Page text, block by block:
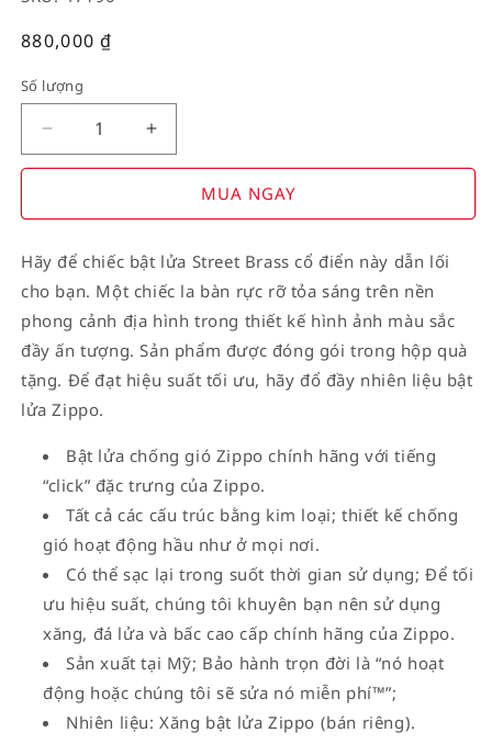
Giá
880,000₫
Số lượng
Decrease
quantity
American
on
Flag
Increase
quantity
American
on
Flag
MUA NGAY
Hãy để chiếc bật lửa Street Brass cổ điển này dẫn lối
cho bạn. Một chiếc la bàn rực rỡ tỏa sáng trên nền
phong cảnh địa hình trong thiết kế hình ảnh màu sắc
đầy ấn tượng. Sản phẩm được đóng gói trong hộp quà
tặng. Để đạt hiệu suất tối ưu, hãy đổ đầy nhiên liệu bật
lửa Zippo.
Bật lửa chống gió Zippo chính hãng với tiếng
“click” đặc trưng của Zippo.
Tất cả các cấu trúc bằng kim loại; thiết kế chống
gió hoạt động hầu như ở mọi nơi.
Có thể sạc lại trong suốt thời gian sử dụng; Để tối
ưu hiệu suất, chúng tôi khuyên bạn nên sử dụng
xăng, đá lửa và bấc cao cấp chính hãng của Zippo.
Sản xuất tại Mỹ; Bảo hành trọn đời là “nó hoạt
động hoặc chúng tôi sẽ sửa nó miễn phí™”;
Nhiên liệu: Xăng bật lửa Zippo (bán riêng).